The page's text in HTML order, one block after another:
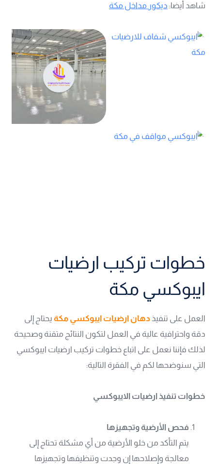
شاهد أيضا: ديكور مداخل مكة
خطوات تركيب ارضيات
ايبوكسي مكة
العمل على تنفيذ دهان ارضيات ايبوكسي مكة يحتاج إلى
دقة واحترافية عالية في العمل لتكون النتائج متقنة وصحيحة
لذلك فإننا نعمل على اتباع خطوات تركيب ارضيات ايبوكسي
التي سنوضحها لكم في الفقرة التالية:
خطوات تنفيذ ارضيات الايبوكسي
فحص الأرضية وتجهيزها
يتم التأكد من خلو الأرضية من أي مشكلة تحتاج إلى
معالجة وإصلاحها إن وجدت وتنظيفها وتجهيزها